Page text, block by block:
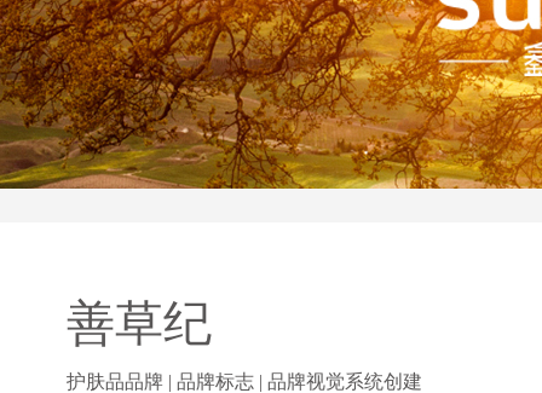
善草纪
护肤品品牌 | 品牌标志 | 品牌视觉系统创建